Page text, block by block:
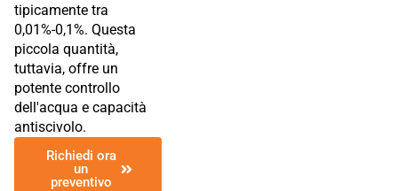
tipicamente tra
0,01%-0,1%. Questa
piccola quantità,
tuttavia, offre un
potente controllo
dell'acqua e capacità
antiscivolo.
Richiedi ora
un
preventivo